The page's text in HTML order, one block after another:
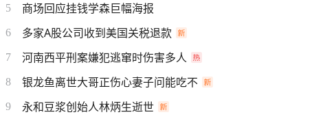
5 商场回应挂钱学森巨幅海报
6 多家A股公司收到美国关税退款
7 河南西平刑案嫌犯逃窜时伤害多人
8 银龙鱼离世大哥正伤心妻子问能吃不
9 永和豆浆创始人林炳生逝世